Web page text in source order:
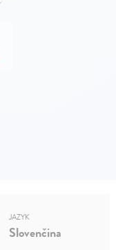
JAZYK
Slovenčina